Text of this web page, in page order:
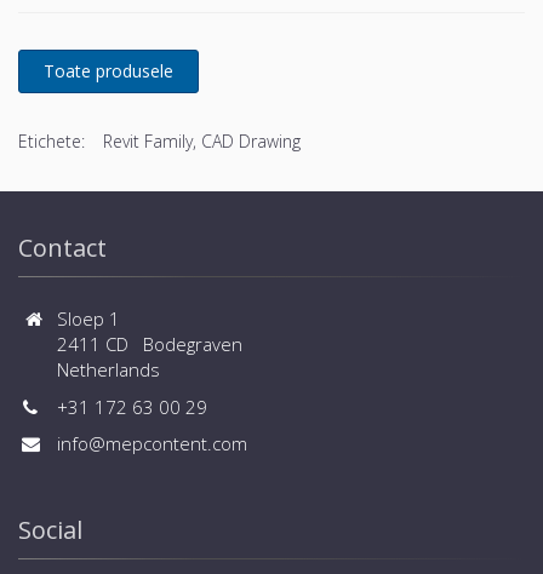
Etichete: Revit Family, CAD Drawing
Contact
Sloep 1
2411 CD Bodegraven
Netherlands
+31 172 63 00 29
info@mepcontent.com
Social